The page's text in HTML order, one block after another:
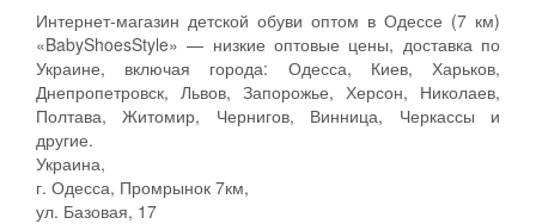
Интернет-магазин детской обуви оптом в Одессе (7 км)
«BabyShoesStyle» — низкие оптовые цены, доставка по
Украине, включая города: Одесса, Киев, Харьков,
Днепропетровск, Львов, Запорожье, Херсон, Николаев,
Полтава, Житомир, Чернигов, Винница, Черкассы и
другие.
Украина,
г. Одесса, Промрынок 7км,
ул. Базовая, 17